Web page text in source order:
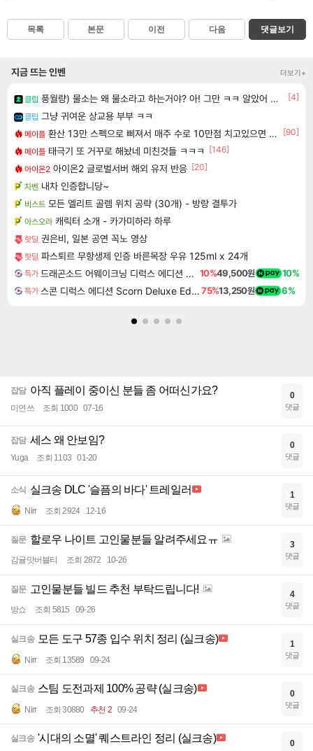
목록 본문 이전 다음 댓글보기
지금 뜨는 인벤 더보기+
클립 풍월량) 물소는 왜 물소라고 하는거야? 아! 그만 ㅋㅋ 알았어 ㅋㅋ
[4]
클립 그냥 귀여운 상교용 부부 ㅋㅋ
메이플 환산 13만 스펙으로 삐져서 매주 수로 10만점 치고있으면 ㅋㅋ
[90]
메이플 태극기 또 거꾸로 해놨네 미친것들 ㅋㅋㅋ
[146]
아이온2 아이온2 글로벌서버 해외 유저 반응 [20]
차벤 내차 인증합니당~
비스트 모든 엘리트 골렘 위치 공략 (30개) - 방랑 결투가
아스오라 캐릭터 소개 - 카가미하라 하루
핫딜 권은비, 일본 공연 꼭노 영상
핫딜 파스퇴르 무항생제 인증 바른목장 우유 125ml x 24개
특가 드래곤소드 어웨이크닝 디럭스 에디션 DragonSword Awakening Deluxe Edition 10%49,500원 10%
특가 스콘 디럭스 에디션 Scorn Deluxe Edition75%13,250원 6%
잡담 아직 플레이 중이신 분들 좀 어떠신가요?
미연쓰 조회 1000 07-16
0
댓글
잡담 세스 왜 안보임?
Yuga 조회 1103 01-20
0
댓글
소식 실크송 DLC '슬픔의 바다' 트레일러
Nirr 조회 2924 12-16
1
댓글
질문 할로우 나이트 고인물분들 알려주세요ㅠ
감귤맛버블티 조회 2872 10-26
3
댓글
질문 고인물분들 빌드 추천 부탁드립니다!
방쇼 조회 5815 09-26
4
댓글
실크송 모든 도구 57종 입수 위치 정리 (실크송)
Nirr 조회 13589 09-24
1
댓글
실크송 스팀 도전과제 100% 공략 (실크송)
Nirr 조회 30880 추천 2 09-24
0
댓글
실크송 '시대의 소멸' 퀘스트라인 정리 (실크송) 0